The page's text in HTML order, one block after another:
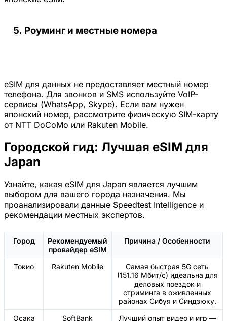
Роуминг и местные номера
eSIM для данных не предоставляет местный номер
телефона. Для звонков и SMS используйте VoIP-
сервисы (WhatsApp, Skype). Если вам нужен
японский номер, рассмотрите физическую SIM-карту
от NTT DoCoMo или Rakuten Mobile.
Городской гид: Лучшая eSIM для
Japan
Узнайте, какая eSIM для Japan является лучшим
выбором для вашего города назначения. Мы
проанализировали данные Speedtest Intelligence и
рекомендации местных экспертов.
Город
Рекомендуемый
провайдер eSIM
Причина / Особенности
Токио Rakuten Mobile
Самая быстрая 5G сеть
(151.16 Мбит/с) идеальна для
деловых поездок и
стриминга в оживленных
районах Сибуя и Синдзюку.
Осака
SoftBank
Лучший опыт видео и игр —